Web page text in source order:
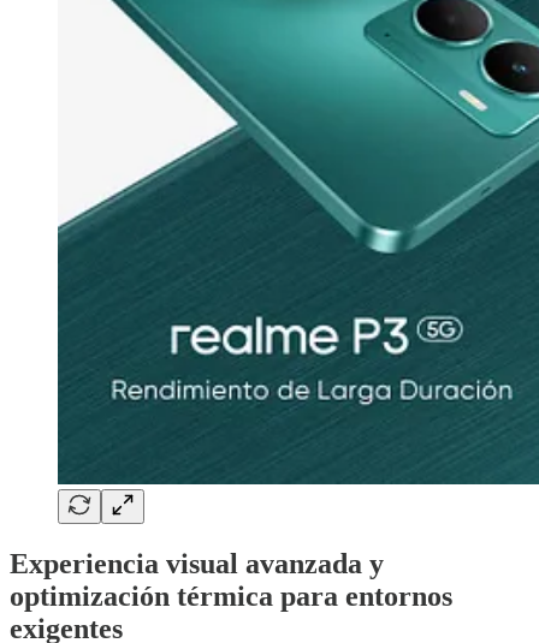
Experiencia visual avanzada y
optimización térmica para entornos
exigentes